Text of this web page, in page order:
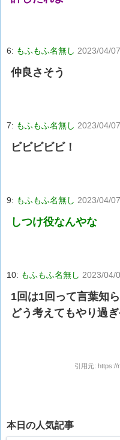
6: もふもふ名無し 2023/04/
仲良さそう
7: もふもふ名無し 2023/04/
ビビビビビ！
9: もふもふ名無し 2023/04/
しつけ役なんやな
10: もふもふ名無し 2023/04/
1回は1回って言葉知
どう考えてもやり過
引用元: https://
本日の人気記事